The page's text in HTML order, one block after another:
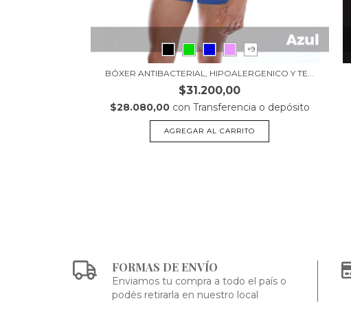
+9
BÓXER ANTIBACTERIAL, HIPOALERGENICO Y TE...
$31.200,00
$28.080,00 con Transferencia o depósito
AGREGAR AL CARRITO
FORMAS DE ENVÍO
Enviamos tu compra a todo el país o
podés retirarla en nuestro local